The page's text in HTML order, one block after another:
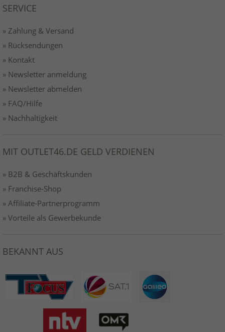
SERVICE
» Zahlung & Versand
» Rücksendungen
» Kontakt
» Newsletter anmeldung
» Newsletter abmelden
» FAQ/Hilfe
» Nachhaltigkeit
MIT OUTLET46.DE GELD VERDIENEN
» B2B & Geschäftskunden
» Franchise-Shop
» Affiliate-Partnerprogramm
» Vorteile als Gewerbekunde
BEKANNT AUS